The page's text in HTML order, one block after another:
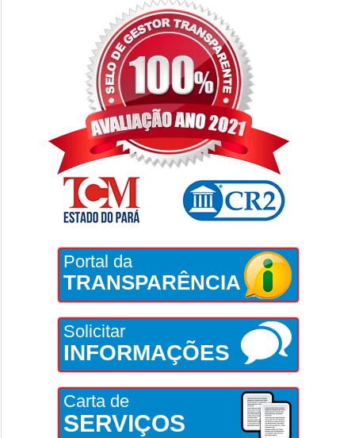
Portal da
TRANSPARÊNCIA
Solicitar
INFORMAÇÕES
Carta de
SERVIÇOS